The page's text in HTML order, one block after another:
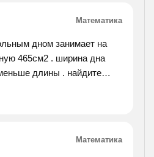
Математика
дном занимает на
465см2 . ширина дна
длины . найдите
Математика